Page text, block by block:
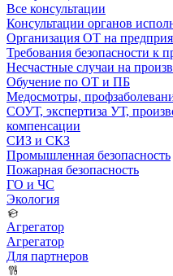
Все консультации
Консультации органов
Организация ОТ на
Требования безопасности к
Несчастные случаи на
Обучение по ОТ и ПБ
Медосмотры,
СОУТ, экспертиза УТ,
компенсации
СИЗ и СКЗ
Промышленная безопасность
Пожарная безопасность
ГО и ЧС
Экология
Агрегатор
Агрегатор
Для партнеров